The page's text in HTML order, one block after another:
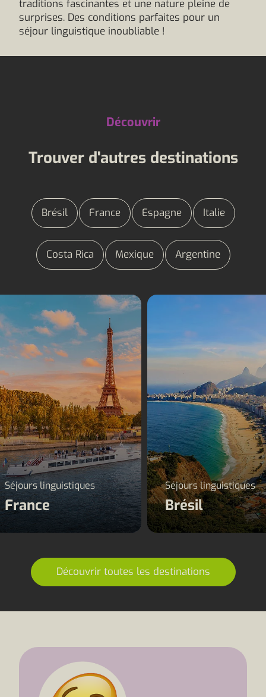
traditions fascinantes et une nature pleine de
surprises. Des conditions parfaites pour un
séjour linguistique inoubliable !
Découvrir
Trouver d'autres destinations
Brésil France Espagne Italie
Costa Rica Mexique Argentine
Séjours linguistiques
France
Séjours linguistiques
France
Séjours linguistiques
Brésil
Découvrir toutes les destinations